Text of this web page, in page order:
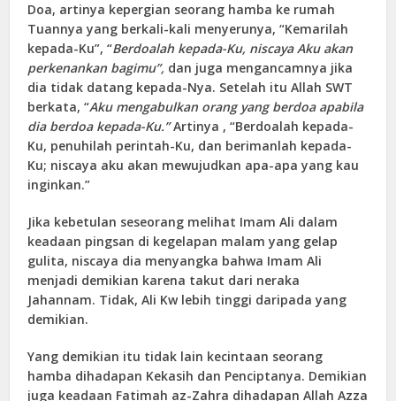
Doa, artinya kepergian seorang hamba ke rumah
Tuannya yang berkali-kali menyerunya, “Kemarilah
kepada-Ku”, “Berdoalah kepada-Ku, niscaya Aku akan
perkenankan bagimu”, dan juga mengancamnya jika
dia tidak datang kepada-Nya. Setelah itu Allah SWT
berkata, “Aku mengabulkan orang yang berdoa apabila
dia berdoa kepada-Ku.”Artinya , “Berdoalah kepada-
Ku, penuhilah perintah-Ku, dan berimanlah kepada-
Ku; niscaya aku akan mewujudkan apa-apa yang kau
inginkan.”
Jika kebetulan seseorang melihat Imam Ali dalam
keadaan pingsan di kegelapan malam yang gelap
gulita, niscaya dia menyangka bahwa Imam Ali
menjadi demikian karena takut dari neraka
Jahannam. Tidak, Ali Kw lebih tinggi daripada yang
demikian.
Yang demikian itu tidak lain kecintaan seorang
hamba dihadapan Kekasih dan Penciptanya. Demikian
juga keadaan Fatimah az-Zahra dihadapan Allah Azza